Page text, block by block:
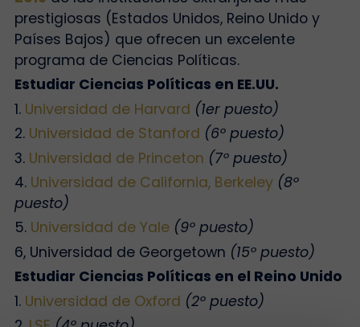
prestigiosas (Estados Unidos, Reino Unido y
Países Bajos) que ofrecen un excelente
programa de Ciencias Políticas.
Estudiar Ciencias Políticas en EE.UU.
1. Universidad de Harvard (1er puesto)
2. Universidad de Stanford (6º puesto)
3. Universidad de Princeton (7º puesto)
4. Universidad de California, Berkeley (8º
puesto)
5. Universidad de Yale (9º puesto)
6, Universidad de Georgetown (15º puesto)
Estudiar Ciencias Políticas en el Reino Unido
1. Universidad de Oxford (2º puesto)